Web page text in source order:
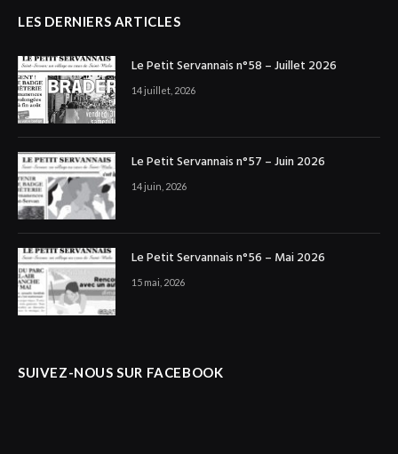
LES DERNIERS ARTICLES
Le Petit Servannais n°58 – Juillet 2026
14 juillet, 2026
Le Petit Servannais n°57 – Juin 2026
14 juin, 2026
Le Petit Servannais n°56 – Mai 2026
15 mai, 2026
SUIVEZ-NOUS SUR FACEBOOK